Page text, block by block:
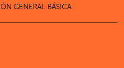
GENERAL BÁSICA